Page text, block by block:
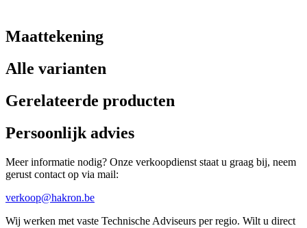
Maattekening
Alle varianten
Gerelateerde producten
Persoonlijk advies
Meer informatie nodig? Onze verkoopdienst staat u graag bij, neem
gerust contact op via mail:
verkoop@hakron.be
Wij werken met vaste Technische Adviseurs per regio. Wilt u direct